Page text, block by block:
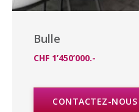
Bulle
CHF 1’450’000.-
CONTACTEZ-NOUS